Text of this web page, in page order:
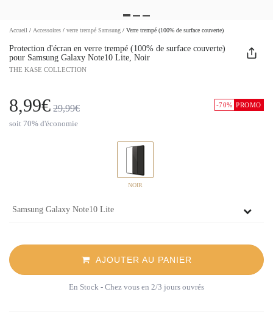
Accueil / Accessoires / verre trempé Samsung / Verre trempé (100% de surface couverte)
Protection d'écran en verre trempé (100% de surface couverte)
pour Samsung Galaxy Note10 Lite, Noir
THE KASE COLLECTION
-70% PROMO
8,99€ 29,99€
soit 70% d'économie
NOIR
AJOUTER AU PANIER
En Stock - Chez vous en 2/3 jours ouvrés